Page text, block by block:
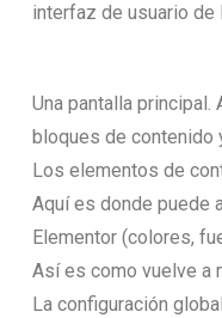
interfaz de usuario de
Una pantalla
bloques de contenido
Los elementos de
Aquí es donde puede
Elementor (colores,
Así es como vuelve a
La configuración